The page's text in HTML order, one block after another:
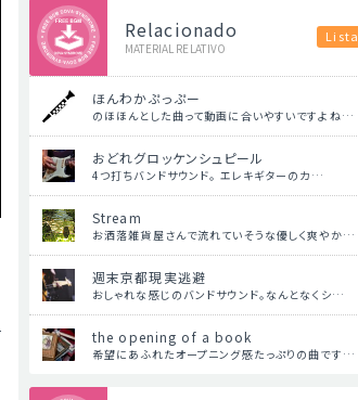
Relacionado
MATERIAL RELATIVO
Lista
ほんわかぷっぷー
のほほんとした曲って動画に合いやすいですよね…
おどれグロッケンシュピール
4つ打ちバンドサウンド。 エレキギターのカ…
Stream
お洒落雑貨屋さんで流れていそうな優しく爽やか…
週末京都現実逃避
おしゃれな感じのバンドサウンド。なんとなくシ…
the opening of a book
希望にあふれたオープニング感たっぷりの曲です…